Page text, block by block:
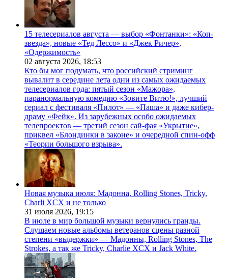
15 телесериалов августа — выбор «Фонтанки»: «Коп-
звезда», новые «Тед Лессо» и «Джек Ричер»,
«Одержимость»
02 августа 2026, 18:53
Кто бы мог подумать, что российский стриминг
вывалит в середине лета одни из самых ожидаемых
телесериалов года: пятый сезон «Мажора»,
паранормальную комедию «Зовите Витю!», лучший
сериал с фестиваля «Пилот» — «Паша» и даже кибер-
драму «Фейк». Из зарубежных особо ожидаемых
телепроектов — третий сезон сай-фая «Укрытие»,
приквел «Блондинки в законе» и очередной спин-офф
«Теории большого взрыва».
Новая музыка июля: Мадонна, Rolling Stones, Tricky,
Charli XCX и не только
31 июля 2026, 19:15
В июле в мир большой музыки вернулись гранды.
Слушаем новые альбомы ветеранов сцены разной
степени «выдержки» — Мадонны, Rolling Stones, The
Strokes, а так же Tricky, Charlie XCX и Jack White.